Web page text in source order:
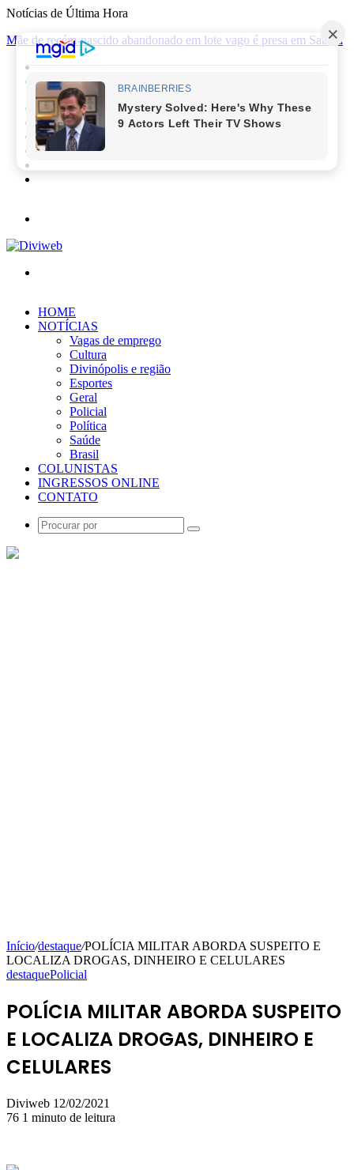
Notícias de Última Hora
Mãe de recém-nascido abandonado em lote vago é presa em Sabará
Facebook
X
YouTube
Instagram
HOME
NOTÍCIAS
Vagas de emprego
Cultura
Divinópolis e região
Esportes
Geral
Policial
Política
Saúde
Brasil
COLUNISTAS
INGRESSOS ONLINE
CONTATO
Procurar
Início/destaque/POLÍCIA MILITAR ABORDA SUSPEITO E
LOCALIZA DROGAS, DINHEIRO E CELULARES
destaquePolicial
POLÍCIA MILITAR ABORDA SUSPEITO
E LOCALIZA DROGAS, DINHEIRO E
CELULARES
Diviweb Mande
um
12/02/2021
76 1 minuto de leitura